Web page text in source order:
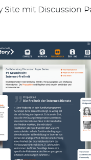
Site mit Discussion